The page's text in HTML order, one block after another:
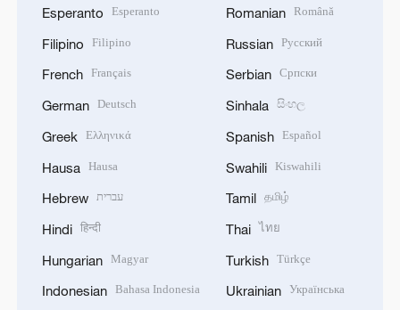
Esperanto Esperanto
Filipino Filipino
French Français
German Deutsch
Greek Ελληνικά
Hausa Hausa
Hebrew עברית
Hindi हिन्दी
Hungarian Magyar
Indonesian Bahasa Indonesia
Romanian Română
Russian Русский
Serbian Српски
Sinhala සිංහල
Spanish Español
Swahili Kiswahili
Tamil தமிழ்
Thai ไทย
Turkish Türkçe
Ukrainian Українська